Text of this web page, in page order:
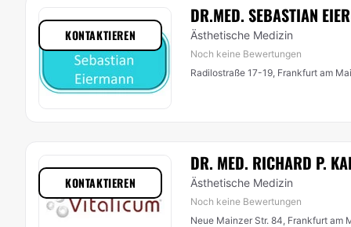
DR.MED. SEBASTIAN
Ästhetische Medizin
Noch keine Bewertungen
Radilostraße 17-19, Frankfurt am
KONTAKTIEREN
DR. MED. RICHARD P.
Ästhetische Medizin
Noch keine Bewertungen
Neue Mainzer Str. 84, Frankfurt am
KONTAKTIEREN